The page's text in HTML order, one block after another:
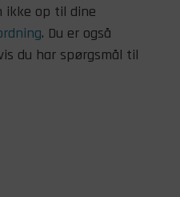
ikke op til dine
. Du er også
du har spørgsmål til